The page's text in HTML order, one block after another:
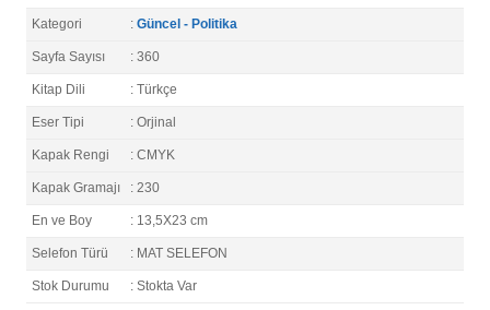
Kategori : Güncel - Politika
Sayfa Sayısı : 360
Kitap Dili : Türkçe
Eser Tipi : Orjinal
Kapak Rengi : CMYK
Kapak Gramajı : 230
En ve Boy : 13,5X23 cm
Selefon Türü : MAT SELEFON
Stok Durumu : Stokta Var